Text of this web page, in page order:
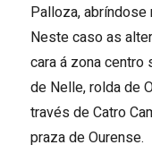
Palloza, abríndose
Neste caso as
cara á zona centro
de Nelle, rolda de
través de Catro
praza de Ourense.